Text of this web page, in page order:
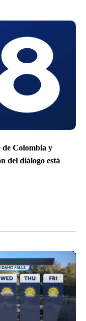
de Colombia y
del diálogo está